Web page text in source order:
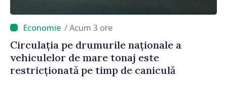
/ Acum 3 ore
Circulația pe drumurile naționale a
vehiculelor de mare tonaj este
restricționată pe timp de caniculă